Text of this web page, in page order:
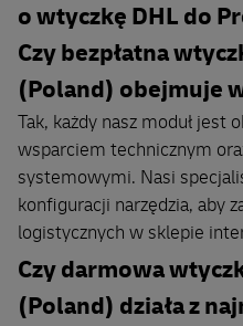
o wtyczkę DHL do
Czy bezpłatna
(Poland) obejmuje
Tak, każdy nasz moduł jest
wsparciem technicznym
systemowymi. Nasi
konfiguracji narzędzia, aby
logistycznych w sklepie
Czy darmowa
(Poland) działa z